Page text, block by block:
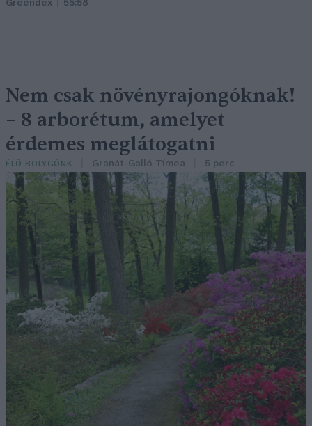
Greendex 55:58
Nem csak növényrajongóknak!
– 8 arborétum, amelyet
érdemes meglátogatni
ÉLŐ BOLYGÓNK Granát-Galló Tímea 5 perc